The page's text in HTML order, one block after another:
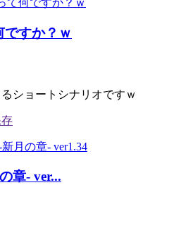
ですか？ｗ
ショートシナリオですｗ
章- ver...